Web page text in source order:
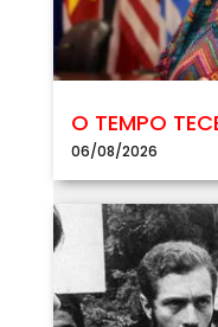
O TEMPO
06/08/2026